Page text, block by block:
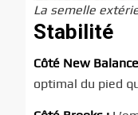
La semelle
Stabilité
Côté New
optimal du pied